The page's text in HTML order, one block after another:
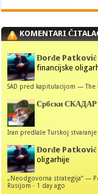
KOMENTARI
Đorđe Patković
financijske
SAD pred kapitulacijom — The
Србски СКАДАР
Iran predlaže Turskoj
Đorđe Patković
oligarhije
„Neodgovorna strategija“ —
Rusijom · 1 day ago